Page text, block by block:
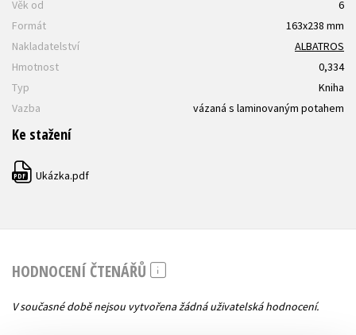
Věk od
6
Formát
163x238 mm
Nakladatelství
ALBATROS
Hmotnost
0,334
Typ
Kniha
Vazba
vázaná s laminovaným potahem
Ke stažení
PDF Ukázka.pdf
HODNOCENÍ ČTENÁŘŮ
V současné době nejsou vytvořena žádná uživatelská hodnocení.